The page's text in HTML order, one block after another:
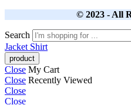
© 2023 - All
Search
Jacket Shirt
Close My Cart
Close Recently Viewed
Close
Close